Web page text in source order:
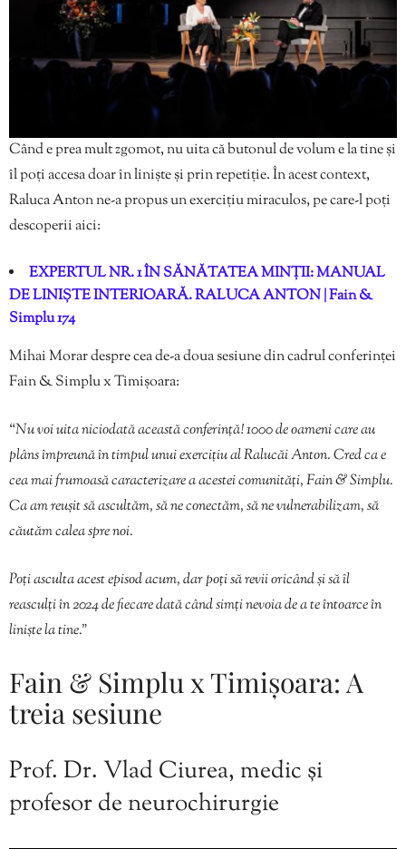
Când e prea mult zgomot, nu uita că butonul de volum e la tine și
îl poți accesa doar în liniște și prin repetiție. În acest context,
Raluca Anton ne-a propus un exercițiu miraculos, pe care-l poți
descoperii aici:
EXPERTUL NR. 1 ÎN SĂNĂTATEA MINȚII: MANUAL
DE LINIȘTE INTERIOARĂ. RALUCA ANTON | Fain &
Simplu 174
Mihai Morar despre cea de-a doua sesiune din cadrul conferinței
Fain & Simplu x Timișoara:
“Nu voi uita niciodată această conferință! 1000 de oameni care au
plâns împreună în timpul unui exercițiu al Ralucăi Anton. Cred ca e
cea mai frumoasă caracterizare a acestei comunități, Fain & Simplu.
Ca am reușit să ascultăm, să ne conectăm, să ne vulnerabilizam, să
căutăm calea spre noi.
Poți asculta acest episod acum, dar poți să revii oricând și să îl
reasculți în 2024 de fiecare dată când simți nevoia de a te întoarce în
liniște la tine.”
Fain & Simplu x Timișoara: A
treia sesiune
Prof. Dr. Vlad Ciurea, medic și
profesor de neurochirurgie